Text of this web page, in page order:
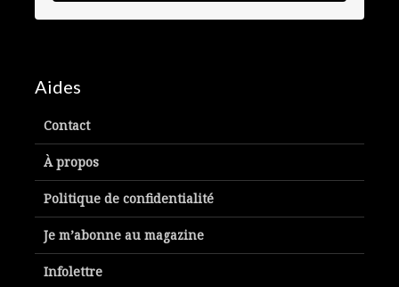
Aides
Contact
À propos
Politique de confidentialité
Je m’abonne au magazine
Infolettre